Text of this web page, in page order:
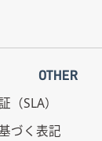
OTHER
（SLA）
づく表記